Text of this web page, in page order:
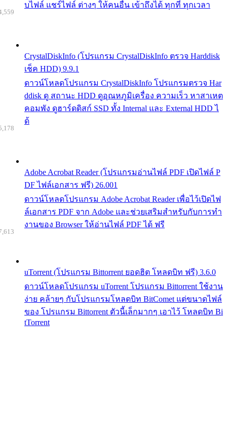
บไฟล์ แชร์ไฟล์ ต่างๆ ให้คนอื่น เข้าถึงได้ ทุกที่ ทุกเวลา
CrystalDiskInfo (โปรแกรม CrystalDiskInfo ตรวจ Harddisk
เช็ค HDD) 9.9.1
ดาวน์โหลดโปรแกรม CrystalDiskInfo โปรแกรมตรวจ Har
ddisk ดู สถานะ HDD ดูอุณหภูมิเครื่อง ความเร็ว หาสาเหต
คอมพัง ดูฮาร์ดดิสก์ SSD ทั้ง Internal และ External HDD ไ
ด้
Adobe Acrobat Reader (โปรแกรมอ่านไฟล์ PDF เปิดไฟล์ P
DF ไฟล์เอกสาร ฟรี) 26.001
ดาวน์โหลดโปรแกรม Adobe Acrobat Reader เพื่อไว้เปิดไฟ
ล์เอกสาร PDF จาก Adobe และช่วยเสริมสำหรับกับการทำ
งานของ Browser ให้อ่านไฟล์ PDF ได้ ฟรี
uTorrent (โปรแกรม Bittorrent ยอดฮิต โหลดบิท ฟรี) 3.6.0
ดาวน์โหลดโปรแกรม uTorrent โปรแกรม Bittorrent ใช้งาน
ง่าย คล้ายๆ กับโปรแกรมโหลดบิท BitComet แต่ขนาดไฟล์
ของ โปรแกรม Bittorrent ตัวนี้เล็กมากๆ เอาไว้ โหลดบิท Bi
tTorrent